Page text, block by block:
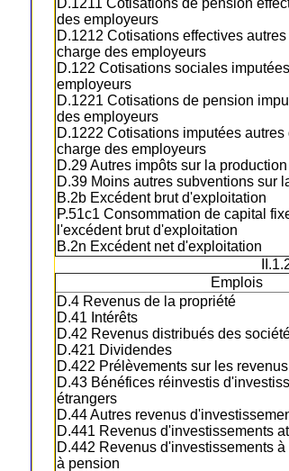
D.1211 Cotisations de pension
des employeurs
D.1212 Cotisations effectives
charge des employeurs
D.122 Cotisations sociales
employeurs
D.1221 Cotisations de pension
des employeurs
D.1222 Cotisations imputées
charge des employeurs
D.29 Autres impôts sur la production
D.39 Moins autres subventions sur
B.2b Excédent brut d'exploitation
P.51c1 Consommation de capital
l'excédent brut d'exploitation
B.2n Excédent net d'exploitation
Emplois
D.4 Revenus de la propriété
D.41 Intérêts
D.42 Revenus distribués des
D.421 Dividendes
D.422 Prélèvements sur les
D.43 Bénéfices réinvestis
étrangers
D.44 Autres revenus
D.441 Revenus d'investissements
D.442 Revenus d'investissements
à pension